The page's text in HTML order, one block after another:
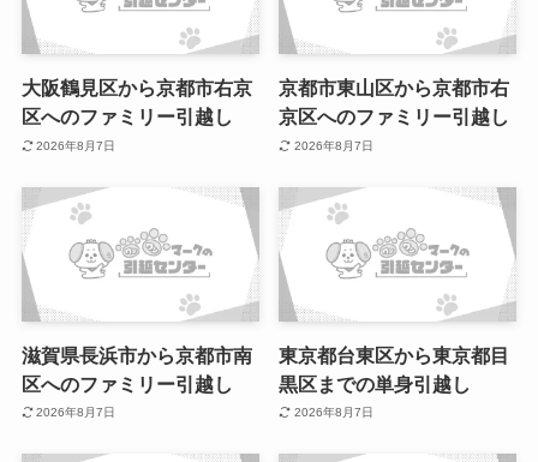
大阪鶴見区から京都市右京
区へのファミリー引越し
2026年8月7日
京都市東山区から京都市右
京区へのファミリー引越し
2026年8月7日
滋賀県長浜市から京都市南
区へのファミリー引越し
2026年8月7日
東京都台東区から東京都目
黒区までの単身引越し
2026年8月7日